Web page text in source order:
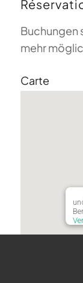
Buchungen
mehr
Carte